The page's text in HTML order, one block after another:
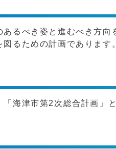
あるべき姿と進むべき方
るための計画であります。
海津市第2次総合計画」と